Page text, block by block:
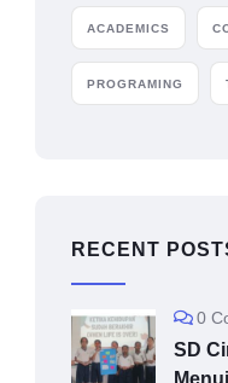
ACADEMICS
PROGRAMING
RECENT
0
SD